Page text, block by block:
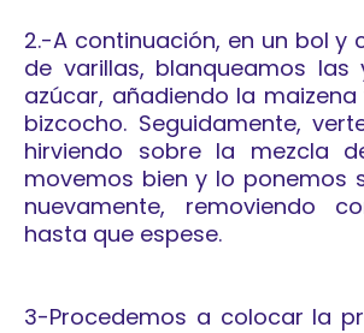
2.-A continuación, en un bol y
de varillas, blanqueamos las
azúcar, añadiendo la
bizcocho. Seguidamente,
hirviendo sobre la mezcla
movemos bien y lo ponemos
nuevamente, removiendo
hasta que espese.
3-Procedemos a colocar la